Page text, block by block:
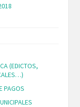
(EDICTOS,
PAGOS